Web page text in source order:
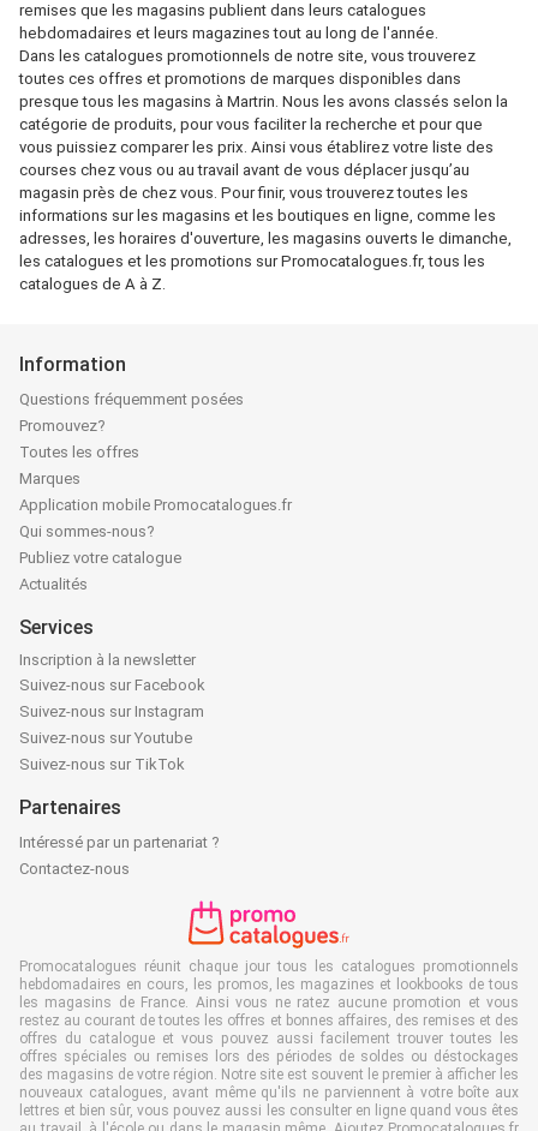
remises que les magasins publient dans leurs catalogues
hebdomadaires et leurs magazines tout au long de l'année.
Dans les catalogues promotionnels de notre site, vous trouverez
toutes ces offres et promotions de marques disponibles dans
presque tous les magasins à Martrin. Nous les avons classés selon la
catégorie de produits, pour vous faciliter la recherche et pour que
vous puissiez comparer les prix. Ainsi vous établirez votre liste des
courses chez vous ou au travail avant de vous déplacer jusqu’au
magasin près de chez vous. Pour finir, vous trouverez toutes les
informations sur les magasins et les boutiques en ligne, comme les
adresses, les horaires d'ouverture, les magasins ouverts le dimanche,
les catalogues et les promotions sur Promocatalogues.fr, tous les
catalogues de A à Z.
Information
Questions fréquemment posées
Promouvez?
Toutes les offres
Marques
Application mobile Promocatalogues.fr
Qui sommes-nous?
Publiez votre catalogue
Actualités
Services
Inscription à la newsletter
Suivez-nous sur Facebook
Suivez-nous sur Instagram
Suivez-nous sur Youtube
Suivez-nous sur TikTok
Partenaires
Intéressé par un partenariat ?
Contactez-nous
Promocatalogues réunit chaque jour tous les catalogues promotionnels
hebdomadaires en cours, les promos, les magazines et lookbooks de tous
les magasins de France. Ainsi vous ne ratez aucune promotion et vous
restez au courant de toutes les offres et bonnes affaires, des remises et des
offres du catalogue et vous pouvez aussi facilement trouver toutes les
offres spéciales ou remises lors des périodes de soldes ou déstockages
des magasins de votre région. Notre site est souvent le premier à afficher les
nouveaux catalogues, avant même qu'ils ne parviennent à votre boîte aux
lettres et bien sûr, vous pouvez aussi les consulter en ligne quand vous êtes